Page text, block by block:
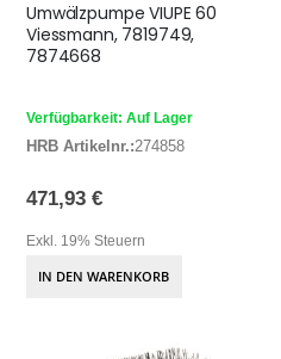
Umwälzpumpe VIUPE 60
Viessmann, 7819749,
7874668
Verfügbarkeit: Auf Lager
HRB Artikelnr.:274858
471,93 €
Exkl. 19% Steuern
IN DEN WARENKORB